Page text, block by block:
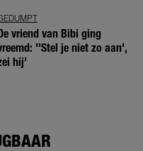
De vriend van Bibi ging
''Stel je niet zo aan',
hij'